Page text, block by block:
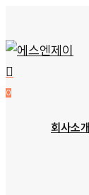
to
main
content
0
회사소개